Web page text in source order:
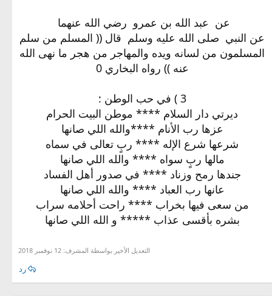
عن ‏ ‏عبد الله بن عمرو ‏ ‏رضي الله عنهما ‏
‏عن النبي ‏ ‏صلى الله عليه وسلم ‏ ‏قال ((‏ ‏المسلم من سلم
المسلمون من لسانه ويده والمهاجر من هجر ما نهى الله
عنه )) رواه البخاري 0
3 ) في حب الوطن :
ديرتي دار السلام **** موطن البيت الحرام
عزها رب الأنام ****والله اللي صانها
شرعها شرع الإله **** ربٍ تعالى في سماه
مالها ربٍ سواه **** والله اللي صانها
جندها رمح وزناد **** في صدور أهل الفساد
عانها رب العباد **** والله اللي صانها
من سعى فيها بخراب **** راحت أحلامه سراب
بشره بأقسى عذاب ***** و الله اللي صانها
التعديل الأخير بواسطة المشرف: 12 نوفمبر 2018
رد